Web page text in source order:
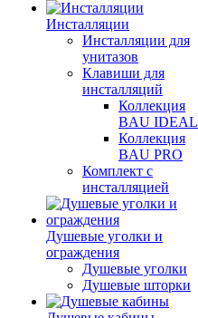
Инсталляции
Инсталляции для
унитазов
Клавиши для
инсталляций
Коллекция
BAU IDEAL
Коллекция
BAU PRO
Комплект с
инсталляцией
Душевые уголки и
ограждения
Душевые уголки
Душевые шторки